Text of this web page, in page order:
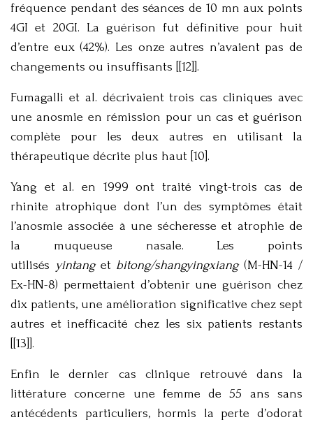
fréquence pendant des séances de 10 mn aux points
4GI et 20GI. La guérison fut définitive pour huit
d’entre eux (42%). Les onze autres n’avaient pas de
changements ou insuffisants [[12]].
Fumagalli et al. décrivaient trois cas cliniques avec
une anosmie en rémission pour un cas et guérison
complète pour les deux autres en utilisant la
thérapeutique décrite plus haut [10].
Yang et al. en 1999 ont traité vingt-trois cas de
rhinite atrophique dont l’un des symptômes était
l’anosmie associée à une sécheresse et atrophie de
la muqueuse nasale. Les points
utilisés yintanget bitong/shangyingxiang(M-HN-14 /
Ex-HN-8) permettaient d’obtenir une guérison chez
dix patients, une amélioration significative chez sept
autres et inefficacité chez les six patients restants
[[13]].
Enfin le dernier cas clinique retrouvé dans la
littérature concerne une femme de 55 ans sans
antécédents particuliers, hormis la perte d’odorat